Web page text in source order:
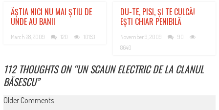
ĂȘTIA NICI NU MAI ȘTIU DE
UNDE AU BANII
March 28, 2009 120 10153
DU-TE, PISI, ȘI TE CULCĂ!
EȘTI CHIAR PENIBILĂ
November 9, 2009
90
8640
112 THOUGHTS ON “UN SCAUN ELECTRIC DE LA CLANUL
BĂSESCU”
COMMENT
Older Comments